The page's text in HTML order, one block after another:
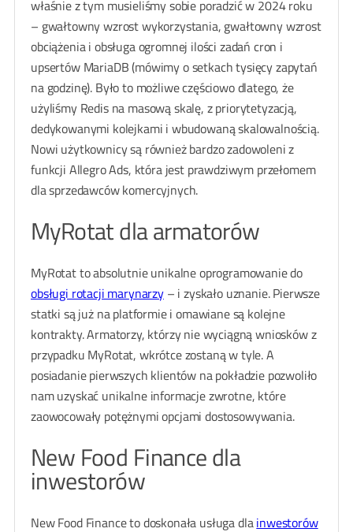
właśnie z tym musieliśmy sobie poradzić w 2024 roku
– gwałtowny wzrost wykorzystania, gwałtowny wzrost
obciążenia i obsługa ogromnej ilości zadań cron i
upsertów MariaDB (mówimy o setkach tysięcy zapytań
na godzinę). Było to możliwe częściowo dlatego, że
użyliśmy Redis na masową skalę, z priorytetyzacją,
dedykowanymi kolejkami i wbudowaną skalowalnością.
Nowi użytkownicy są również bardzo zadowoleni z
funkcji Allegro Ads, która jest prawdziwym przełomem
dla sprzedawców komercyjnych.
MyRotat dla armatorów
MyRotat to absolutnie unikalne oprogramowanie do
obsługi rotacji marynarzy– i zyskało uznanie. Pierwsze
statki są już na platformie i omawiane są kolejne
kontrakty. Armatorzy, którzy nie wyciągną wniosków z
przypadku MyRotat, wkrótce zostaną w tyle. A
posiadanie pierwszych klientów na pokładzie pozwoliło
nam uzyskać unikalne informacje zwrotne, które
zaowocowały potężnymi opcjami dostosowywania.
New Food Finance dla
inwestorów
New Food Finance to doskonała usługa dlainwestorów